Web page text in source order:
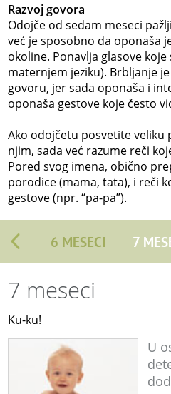
Razvoj govora
Odojče od sedam meseci
već je sposobno da oponaša
okoline. Ponavlja glasove koje
maternjem jeziku). Brbljanje
govoru, jer sada oponaša i
oponaša gestove koje često
Ako odojčetu posvetite veliku
njim, sada već razume reči
Pored svog imena, obično
porodice (mama, tata), i reči
gestove (npr. “pa-pa”).
6 MESECI 7
7 meseci
Ku-ku!
U